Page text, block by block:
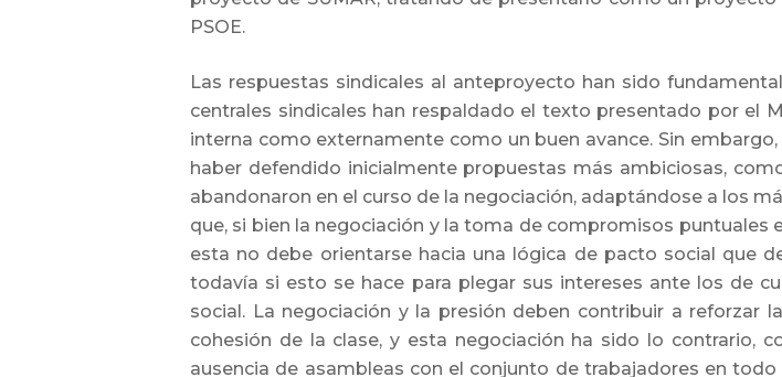
PSOE.
Las respuestas sindicales al anteproyecto han sido
centrales sindicales han respaldado el texto presentado por el
interna como externamente como un buen avance. Sin
haber defendido inicialmente propuestas más ambiciosas,
abandonaron en el curso de la negociación, adaptándose a los
que, si bien la negociación y la toma de compromisos puntuales
esta no debe orientarse hacia una lógica de pacto social que
todavía si esto se hace para plegar sus intereses ante los de
social. La negociación y la presión deben contribuir a reforzar
cohesión de la clase, y esta negociación ha sido lo contrario,
ausencia de asambleas con el conjunto de trabajadores en